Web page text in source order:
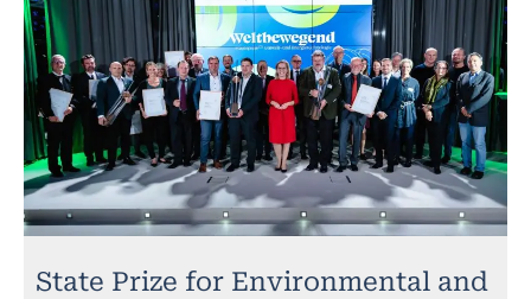
State Prize for Environmental and